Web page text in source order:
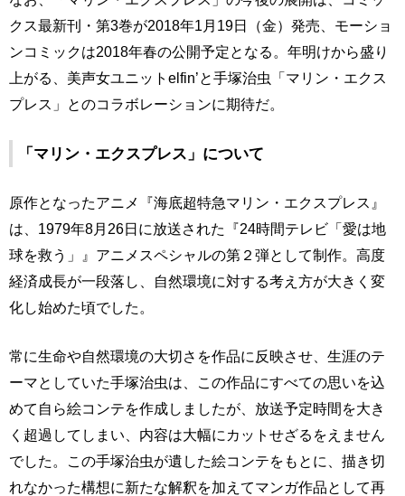
クス最新刊・第3巻が2018年1月19日（金）発売、モーショ
ンコミックは2018年春の公開予定となる。年明けから盛り
上がる、美声女ユニットelfin’と手塚治虫「マリン・エクス
プレス」とのコラボレーションに期待だ。
「マリン・エクスプレス」について
原作となったアニメ『海底超特急マリン・エクスプレス』
は、1979年8月26日に放送された『24時間テレビ「愛は地
球を救う」』アニメスペシャルの第２弾として制作。高度
経済成長が一段落し、自然環境に対する考え方が大きく変
化し始めた頃でした。
常に生命や自然環境の大切さを作品に反映させ、生涯のテ
ーマとしていた手塚治虫は、この作品にすべての思いを込
めて自ら絵コンテを作成しましたが、放送予定時間を大き
く超過してしまい、内容は大幅にカットせざるをえません
でした。この手塚治虫が遺した絵コンテをもとに、描き切
れなかった構想に新たな解釈を加えてマンガ作品として再